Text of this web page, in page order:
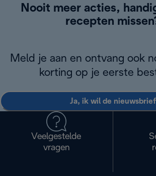
Nooit meer acties,
recepten
Meld je aan en ontvang ook
korting op je eerste
Ja, ik wil de nieuwsbrief
Veelgestelde
vragen